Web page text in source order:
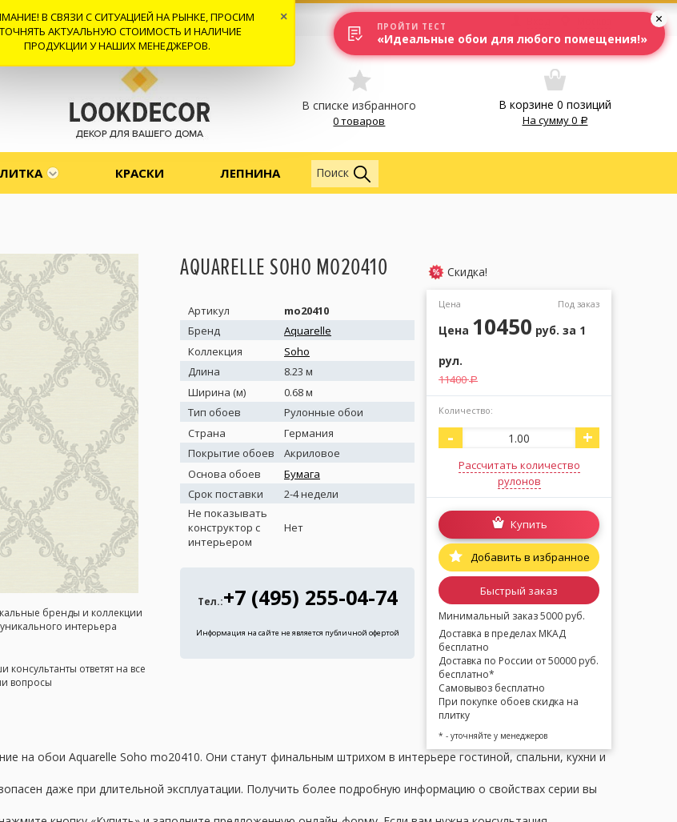
СОТРУДНИЧЕСТВО КОНТАКТЫ ОТЗЫВЫ
В списке избранного
0 товаров
В корзине 0 позиций
На сумму0
КРАСКИ ЛЕПНИНА Обои
Поиск
бренды и коллекции
интерьера
консультанты ответят на все
вопросы
AQUARELLE SOHO MO20410
Артикул
mo20410
Бренд
Aquarelle
Коллекция
Soho
Длина
8.23 м
Ширина (м)
0.68 м
Тип обоев
Рулонные обои
Страна
Германия
Покрытие обоев
Акриловое
Основа обоев
Бумага
Срок поставки
2-4 недели
Не показывать
конструктор с
интерьером
Нет
Тел.:+7 (495) 255-04-74
Информация на сайте не является публичной офертой
Скидка!
Цена Под заказ
Цена 10450 руб. за 1
рул.
11400a
Количество:
- +
Рассчитать количество
рулонов
Купить
Добавить в избранное
Быстрый заказ
Минимальный заказ 5000 руб.
Доставка в пределах МКАД
бесплатно
Доставка по России от 50000 руб.
бесплатно*
Самовывоз бесплатно
При покупке обоев скидка на
плитку
* - уточняйте у менеджеров
на обои Aquarelle Soho mo20410. Они станут финальным штрихом в интерьере гостиной, спальни, кухни и
даже при длительной эксплуатации. Получить более подробную информацию о свойствах серии вы
В СВЯЗИ С СИТУАЦИЕЙ НА РЫНКЕ, ПРОСИМ
АКТУАЛЬНУЮ СТОИМОСТЬ И НАЛИЧИЕ
ПРОДУКЦИИ У НАШИХ МЕНЕДЖЕРОВ.
×
ПРОЙТИ ТЕСТ
«Идеальные обои для любого помещения!»